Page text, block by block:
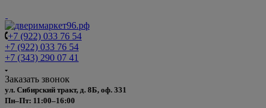
+7 (922) 033 76 54
+7 (922) 033 76 54
+7 (343) 290 07 41
Заказать звонок
ул. Сибирский тракт, д. 8Б, оф. 331
Пн–Пт: 11:00–16:00